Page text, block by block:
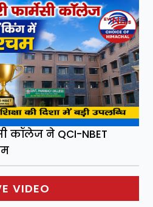
कॉलेज ने QCI-NBET
VIDEO